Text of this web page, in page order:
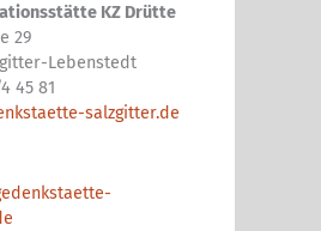
KZ Drütte
29
Lebenstedt
45 81
salzgitter.de